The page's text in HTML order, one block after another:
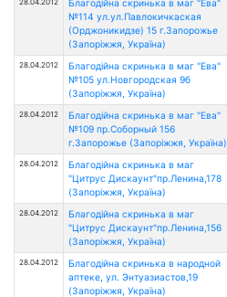
Благодійна скринька в маг "Ева"
№114 ул.ул.Павлокичкаская
(Орджоникидзе) 15 г.Запорожье
(Запоріжжя, Україна)
28.04.2012
Благодійна скринька в маг "Ева"
№105 ул.Новгородская 9б
(Запоріжжя, Україна)
28.04.2012
Благодійна скринька в маг "Ева"
№109 пр.Соборный 156
г.Запорожье (Запоріжжя, Україна)
28.04.2012
Благодійна скринька в маг
"Цитрус Дискаунт"пр.Ленина,178
(Запоріжжя, Україна)
28.04.2012
Благодійна скринька в маг
"Цитрус Дискаунт"пр.Ленина,156
(Запоріжжя, Україна)
28.04.2012
Благодійна скринька в народной
аптеке, ул. Энтуазиастов,19
(Запоріжжя, Україна)